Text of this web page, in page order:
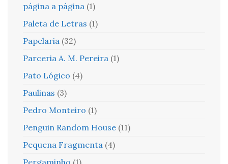
página a página (1)
Paleta de Letras (1)
Papelaria (32)
Parceria A. M. Pereira (1)
Pato Lógico (4)
Paulinas (3)
Pedro Monteiro (1)
Penguin Random House (11)
Pequena Fragmenta (4)
Pergaminho (1)